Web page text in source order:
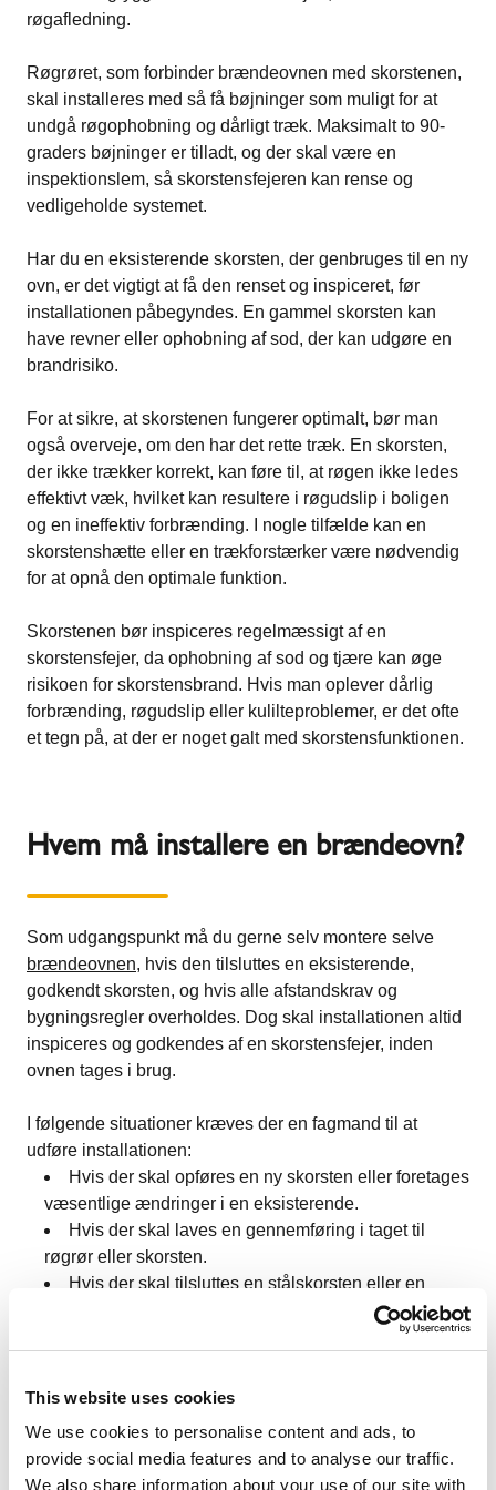
This website uses cookies
We use cookies to personalise content and ads, to
provide social media features and to analyse our traffic.
We also share information about your use of our site with
røgafledning.
Røgrøret, som forbinder brændeovnen med skorstenen,
skal installeres med så få bøjninger som muligt for at
undgå røgophobning og dårligt træk. Maksimalt to 90-
graders bøjninger er tilladt, og der skal være en
inspektionslem, så skorstensfejeren kan rense og
vedligeholde systemet.
Har du en eksisterende skorsten, der genbruges til en ny
ovn, er det vigtigt at få den renset og inspiceret, før
installationen påbegyndes. En gammel skorsten kan
have revner eller ophobning af sod, der kan udgøre en
brandrisiko.
For at sikre, at skorstenen fungerer optimalt, bør man
også overveje, om den har det rette træk. En skorsten,
der ikke trækker korrekt, kan føre til, at røgen ikke ledes
effektivt væk, hvilket kan resultere i røgudslip i boligen
og en ineffektiv forbrænding. I nogle tilfælde kan en
skorstenshætte eller en trækforstærker være nødvendig
for at opnå den optimale funktion.
Skorstenen bør inspiceres regelmæssigt af en
skorstensfejer, da ophobning af sod og tjære kan øge
risikoen for skorstensbrand. Hvis man oplever dårlig
forbrænding, røgudslip eller kulilteproblemer, er det ofte
et tegn på, at der er noget galt med skorstensfunktionen.
Hvem må installere en brændeovn?
Som udgangspunkt må du gerne selv montere selve
brændeovnen, hvis den tilsluttes en eksisterende,
godkendt skorsten, og hvis alle afstandskrav og
bygningsregler overholdes. Dog skal installationen altid
inspiceres og godkendes af en skorstensfejer, inden
ovnen tages i brug.
I følgende situationer kræves der en fagmand til at
udføre installationen:
Hvis der skal opføres en ny skorsten eller foretages
væsentlige ændringer i en eksisterende.
Hvis der skal laves en gennemføring i taget til
røgrør eller skorsten.
Hvis der skal tilsluttes en stålskorsten eller en
anden specialløsning, som kræver teknisk ekspertise.
Hvis installationen kræver ændringer i husets
god idé at få en certificeret pejsemontør til at stå for
arbejdet. Dette sikrer, at alle krav overholdes, og at